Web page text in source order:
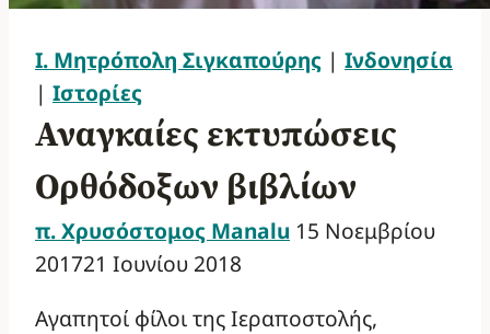
Ι. Μητρόπολη Σιγκαπούρης | Ινδονησία
| Ιστορίες
Αναγκαίες εκτυπώσεις
Ορθόδοξων βιβλίων
π. Χρυσόστομος Manalu 15 Νοεμβρίου
201721 Ιουνίου 2018
Αγαπητοί φίλοι της Ιεραποστολής,